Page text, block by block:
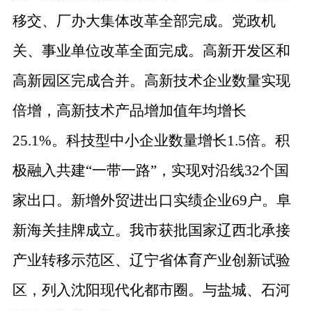
移交、厂办大集体改革全部完成。党政机
关、事业单位改革全面完成。高新开发区和
高新园区完成合并。 高新技术企业数量实现
倍增，高新技术产品增加值年均增长
25.1%。科技型中小企业数量增长1.5倍。积
极融入共建“一带一路”，实现对沿线32个国
家出口。新增外贸进出口实绩企业69户。阜
新海关挂牌成立。我市获批国家辽西北承接
产业转移示范区、辽宁省体育产业创新试验
区，列入沈阳现代化都市圈。与盐城、石河